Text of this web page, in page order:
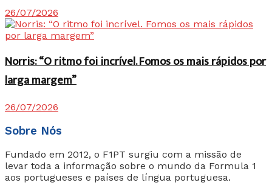
26/07/2026
Norris: “O ritmo foi incrível. Fomos os mais rápidos por
larga margem”
26/07/2026
Sobre Nós
Fundado em 2012, o F1PT surgiu com a missão de
levar toda a informação sobre o mundo da Formula 1
aos portugueses e países de língua portuguesa.